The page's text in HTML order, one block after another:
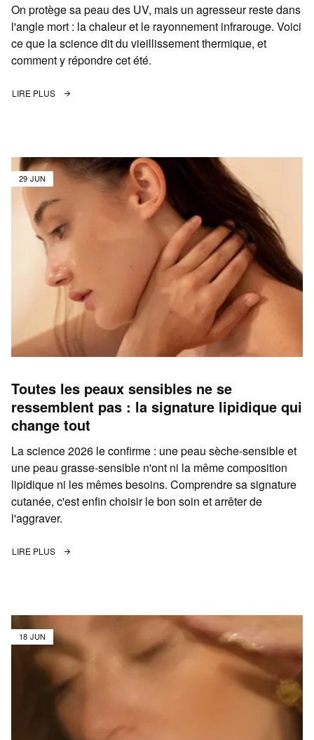
On protège sa peau des UV, mais un agresseur reste dans
l'angle mort : la chaleur et le rayonnement infrarouge. Voici
ce que la science dit du vieillissement thermique, et
comment y répondre cet été.
LIRE PLUS
29 JUN
Toutes les peaux sensibles ne se
ressemblent pas : la signature lipidique qui
change tout
La science 2026 le confirme : une peau sèche-sensible et
une peau grasse-sensible n'ont ni la même composition
lipidique ni les mêmes besoins. Comprendre sa signature
cutanée, c'est enfin choisir le bon soin et arrêter de
l'aggraver.
LIRE PLUS
18 JUN